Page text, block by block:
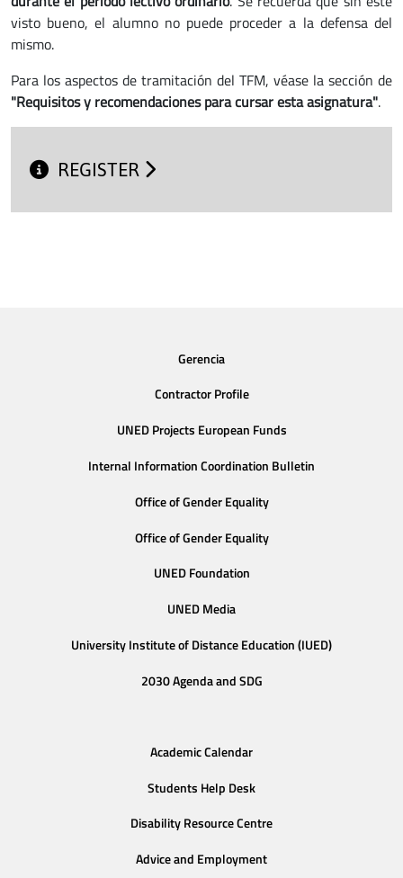
visto bueno, el alumno no puede proceder a la defensa del
mismo.
Para los aspectos de tramitación del TFM, véase la sección de
"Requisitos y recomendaciones para cursar esta asignatura".
REGISTER
Gerencia
Contractor Profile
UNED Projects European Funds
Internal Information Coordination Bulletin
Office of Gender Equality
Office of Gender Equality
UNED Foundation
UNED Media
University Institute of Distance Education (IUED)
2030 Agenda and SDG
Academic Calendar
Students Help Desk
Disability Resource Centre
Advice and Employment